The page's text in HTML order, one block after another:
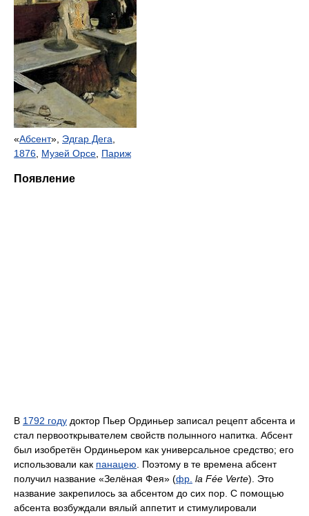
«Абсент», Эдгар Дега,
1876, Музей Орсе, Париж
Появление
В 1792 году доктор Пьер Ординьер записал рецепт абсента и
стал первооткрывателем свойств полынного напитка. Абсент
был изобретён Ординьером как универсальное средство; его
использовали как панацею. Поэтому в те времена абсент
получил название «Зелёная Фея» (фр. la Fée Verte). Это
название закрепилось за абсентом до сих пор. С помощью
абсента возбуждали вялый аппетит и стимулировали